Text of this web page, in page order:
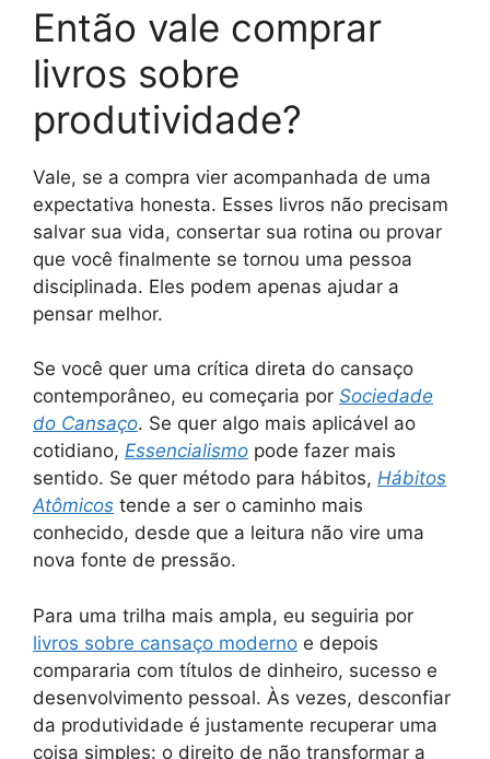
Então vale comprar
livros sobre
produtividade?
Vale, se a compra vier acompanhada de uma
expectativa honesta. Esses livros não precisam
salvar sua vida, consertar sua rotina ou provar
que você finalmente se tornou uma pessoa
disciplinada. Eles podem apenas ajudar a
pensar melhor.
Se você quer uma crítica direta do cansaço
contemporâneo, eu começaria por Sociedade
do Cansaço. Se quer algo mais aplicável ao
cotidiano, Essencialismo pode fazer mais
sentido. Se quer método para hábitos, Hábitos
Atômicos tende a ser o caminho mais
conhecido, desde que a leitura não vire uma
nova fonte de pressão.
Para uma trilha mais ampla, eu seguiria por
livros sobre cansaço moderno e depois
compararia com títulos de dinheiro, sucesso e
desenvolvimento pessoal. Às vezes, desconfiar
da produtividade é justamente recuperar uma
coisa simples: o direito de não transformar a